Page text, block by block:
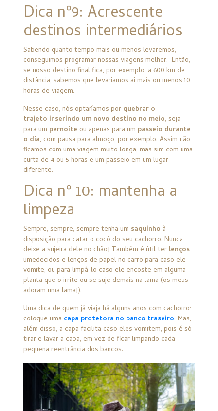
Dica nº9: Acrescente
destinos intermediários
Sabendo quanto tempo mais ou menos levaremos,
conseguimos programar nossas viagens melhor. Então,
se nosso destino final fica, por exemplo, a 600 km de
distância, sabemos que levaríamos aí mais ou menos 10
horas de viagem.
Nesse caso, nós optaríamos por quebrar o
trajeto inserindo um novo destino no meio, seja
para um pernoite ou apenas para um passeio durante
o dia, com pausa para almoço, por exemplo. Assim não
ficamos com uma viagem muito longa, mas sim com uma
curta de 4 ou 5 horas e um passeio em um lugar
diferente.
Dica nº 10: mantenha a
limpeza
Sempre, sempre, sempre tenha um saquinho à
disposição para catar o cocô do seu cachorro. Nunca
deixe a sujeira dele no chão! Também é útil ter lenços
umedecidos e lenços de papel no carro para caso ele
vomite, ou para limpá-lo caso ele encoste em alguma
planta que o irrite ou se suje demais na lama (os meus
adoram uma lama!).
Uma dica de quem já viaja há alguns anos com cachorro:
coloque uma capa protetora no banco traseiro. Mas,
além disso, a capa facilita caso eles vomitem, pois é só
tirar e lavar a capa, em vez de ficar limpando cada
pequena reentrância dos bancos.